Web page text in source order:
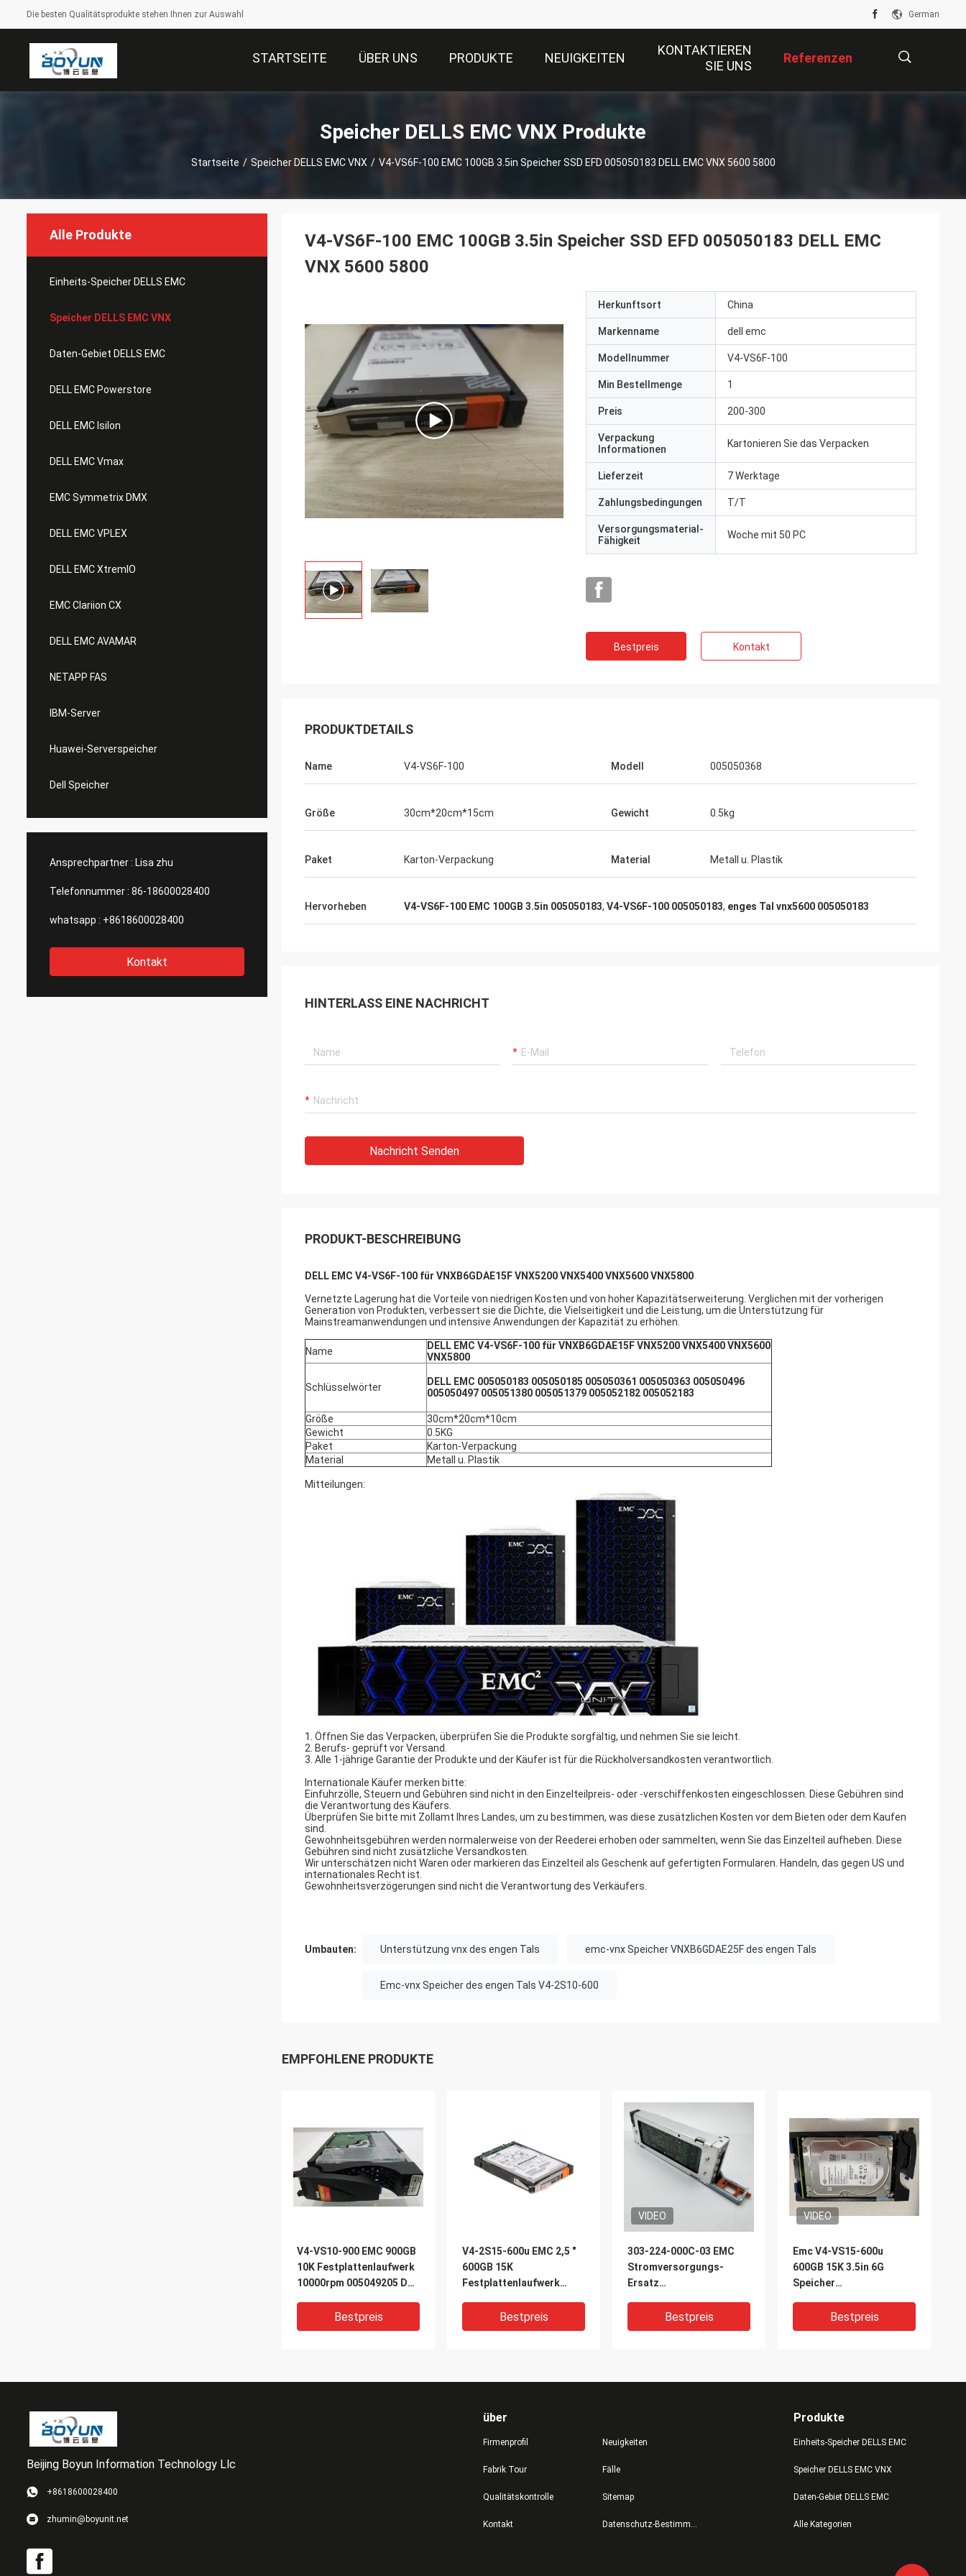
Die besten Qualitätsprodukte stehen Ihnen zur Auswahl German
STARTSEITE ÜBER UNS PRODUKTE NEUIGKEITEN
KONTAKTIEREN
SIE UNS
Referenzen
Speicher DELLS EMC VNX Produkte
Startseite / Speicher DELLS EMC VNX / V4-VS6F-100 EMC 100GB 3.5in Speicher SSD EFD 005050183 DELL EMC VNX 5600 5800
Alle Produkte
Einheits-Speicher DELLS EMC
Speicher DELLS EMC VNX
Daten-Gebiet DELLS EMC
DELL EMC Powerstore
DELL EMC Isilon
DELL EMC Vmax
EMC Symmetrix DMX
DELL EMC VPLEX
DELL EMC XtremIO
EMC Clariion CX
DELL EMC AVAMAR
NETAPP FAS
IBM-Server
Huawei-Serverspeicher
Dell Speicher
Ansprechpartner : Lisa zhu
Telefonnummer : 86-18600028400
whatsapp : +8618600028400
Kontakt
V4-VS6F-100 EMC 100GB 3.5in Speicher SSD EFD 005050183 DELL EMC
VNX 5600 5800
Herkunftsort China
Markenname dell emc
Modellnummer V4-VS6F-100
Min Bestellmenge 1
Preis 200-300
Verpackung
Informationen
Kartonieren Sie das Verpacken
Lieferzeit 7 Werktage
Zahlungsbedingungen T/T
Versorgungsmaterial-
Fähigkeit
Woche mit 50 PC
Bestpreis Kontakt
PRODUKTDETAILS
Name V4-VS6F-100 Modell 005050368
Größe 30cm*20cm*15cm Gewicht 0.5kg
Paket Karton-Verpackung Material Metall u. Plastik
Hervorheben V4-VS6F-100 EMC 100GB 3.5in 005050183, V4-VS6F-100 005050183, enges Tal vnx5600 005050183
HINTERLASS EINE NACHRICHT
Nachricht Senden
PRODUKT-BESCHREIBUNG
DELL EMC V4-VS6F-100 für VNXB6GDAE15F VNX5200 VNX5400 VNX5600 VNX5800
Vernetzte Lagerung hat die Vorteile von niedrigen Kosten und von hoher Kapazitätserweiterung. Verglichen mit der vorherigen
Generation von Produkten, verbessert sie die Dichte, die Vielseitigkeit und die Leistung, um die Unterstützung für
Mainstreamanwendungen und intensive Anwendungen der Kapazität zu erhöhen.
Name
DELL EMC V4-VS6F-100 für VNXB6GDAE15F VNX5200 VNX5400 VNX5600
VNX5800
Schlüsselwörter
DELL EMC 005050183 005050185 005050361 005050363 005050496
005050497 005051380 005051379 005052182 005052183
Größe
30cm*20cm*10cm
Gewicht
0.5KG
Paket
Karton-Verpackung
Material
Metall u. Plastik
Mitteilungen:
1. Öffnen Sie das Verpacken, überprüfen Sie die Produkte sorgfältig, und nehmen Sie sie leicht.
2. Berufs- geprüft vor Versand.
3. Alle 1-jährige Garantie der Produkte und der Käufer ist für die Rückholversandkosten verantwortlich.
Internationale Käufer merken bitte:
Einfuhrzölle, Steuern und Gebühren sind nicht in den Einzelteilpreis- oder -verschiffenkosten eingeschlossen. Diese Gebühren sind
die Verantwortung des Käufers.
Überprüfen Sie bitte mit Zollamt Ihres Landes, um zu bestimmen, was diese zusätzlichen Kosten vor dem Bieten oder dem Kaufen
sind.
Gewohnheitsgebühren werden normalerweise von der Reederei erhoben oder sammelten, wenn Sie das Einzelteil aufheben. Diese
Gebühren sind nicht zusätzliche Versandkosten.
Wir unterschätzen nicht Waren oder markieren das Einzelteil als Geschenk auf gefertigten Formularen. Handeln, das gegen US und
internationales Recht ist.
Gewohnheitsverzögerungen sind nicht die Verantwortung des Verkäufers.
Umbauten: Unterstützung vnx des engen Tals emc-vnx Speicher VNXB6GDAE25F des engen Tals
Emc-vnx Speicher des engen Tals V4-2S10-600
EMPFOHLENE PRODUKTE
V4-VS10-900 EMC 900GB
10K Festplattenlaufwerk
10000rpm 005049205 Dell
Dämpfungsreglers
Bestpreis
V4-2S15-600u EMC 2,5 ″
600GB 15K
Festplattenlaufwerk
Dämpfungsreglers
005050935 005050847
Bestpreis
VIDEO
303-224-000C-03 EMC
Stromversorgungs-
Ersatz
Vnx5200
Input-/Outputmodul-6G
Bestpreis
VIDEO
Emc V4-VS15-600u
600GB 15K 3.5in 6G
Speicher
DELL EMC VNX 5200 5400
Bestpreis
5400 Stromversorgungs-
V4-2s6fx-1600u
Dämpfungsregler 6G
2S10-012 1.2TB 10K 2.5in
Beijing Boyun Information Technology Llc
+8618600028400
zhumin@boyunit.net
über
Firmenprofil
Fabrik Tour
Qualitätskontrolle
Kontakt
Neuigkeiten
Fälle
Sitemap
Datenschutz-Bestimmungen
Produkte
Einheits-Speicher DELLS EMC
Speicher DELLS EMC VNX
Daten-Gebiet DELLS EMC
Alle Kategorien